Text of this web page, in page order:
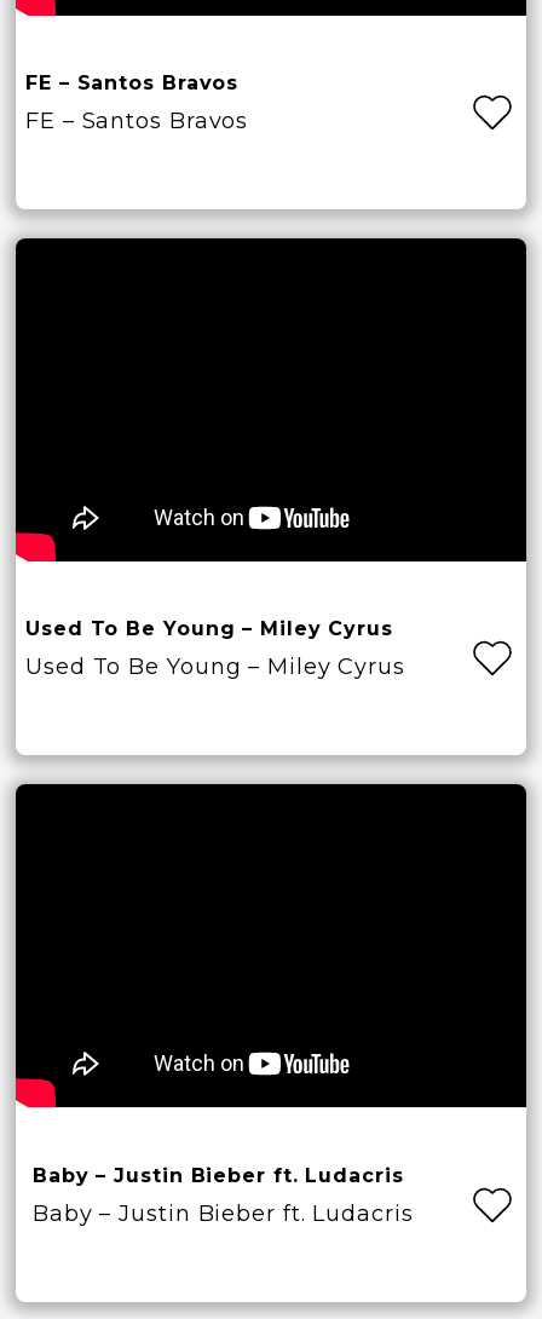
FE – Santos Bravos
FE – Santos Bravos
Used To Be Young – Miley Cyrus
Used To Be Young – Miley Cyrus
Baby – Justin Bieber ft. Ludacris
Baby – Justin Bieber ft. Ludacris